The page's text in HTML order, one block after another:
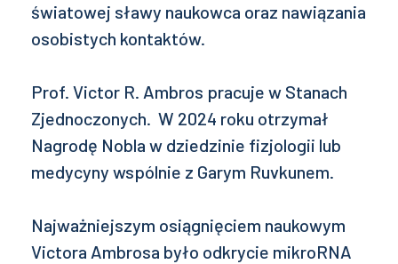
światowej sławy naukowca oraz nawiązania
osobistych kontaktów.
Prof. Victor R. Ambros pracuje w Stanach
Zjednoczonych. W 2024 roku otrzymał
Nagrodę Nobla w dziedzinie fizjologii lub
medycyny wspólnie z Garym Ruvkunem.
Najważniejszym osiągnięciem naukowym
Victora Ambrosa było odkrycie mikroRNA